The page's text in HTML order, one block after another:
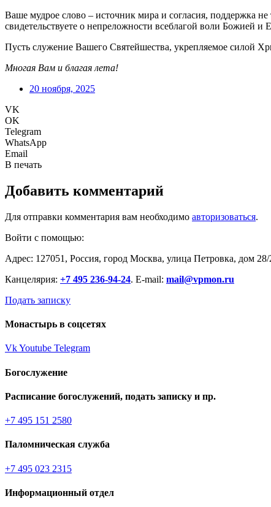
Ваше мудрое слово – источник мира и согласия, поддержка
свидетельствуете о непреложности всеблагой воли Божией и
Пусть служение Вашего Святейшества, укрепляемое силой
Многая Вам и благая лета!
20 ноября, 2025
VK
OK
Telegram
WhatsApp
Email
В печать
Добавить комментарий
Для отправки комментария вам необходимо авторизоваться.
Войти с помощью:
Адрес: 127051, Россия, город Москва, улица Петровка, дом 28/
Канцелярия: +7 495 236-94-24. E-mail: mail@vpmon.ru
Подать записку
Монастырь в соцсетях
VkYoutube Telegram
Богослужение
Расписание богослужений, подать записку и пр.
+7 495 151 2580
Паломническая служба
+7 495 023 2315
Информационный отдел